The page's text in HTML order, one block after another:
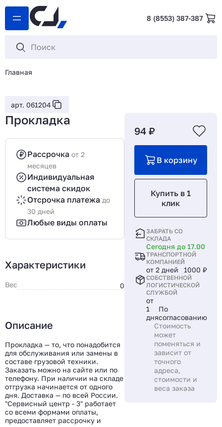
8 (8553) 387-387
Главная
арт. 061204
Прокладка
Рассрочка от 2
месяцев
Индивидуальная
система скидок
Отсрочка платежа до
30 дней
Любые виды оплаты
Характеристики
Вес 0
Описание
Прокладка — то, что понадобится
для обслуживания или замены в
составе грузовой техники.
Заказать можно на сайте или по
телефону. При наличии на складе
отгрузка начинается от одного
дня. Доставка — по всей России.
"Сервисный центр - 3" работает
со всеми формами оплаты,
предоставляет рассрочку и
94 ₽
В корзину
Купить в 1
клик
ЗАБРАТЬ СО
СКЛАДА
Сегодня до 17.00
ТРАНСПОРТНОЙ
КОМПАНИЕЙ
от 2 дней 1000 ₽
СОБСТВЕННОЙ
ЛОГИСТИЧЕСКОЙ
СЛУЖБОЙ
от
1
дня
По
согласованию
Стоимость
может
поменяться и
зависит от
точного
адреса,
стоимости и
веса заказа